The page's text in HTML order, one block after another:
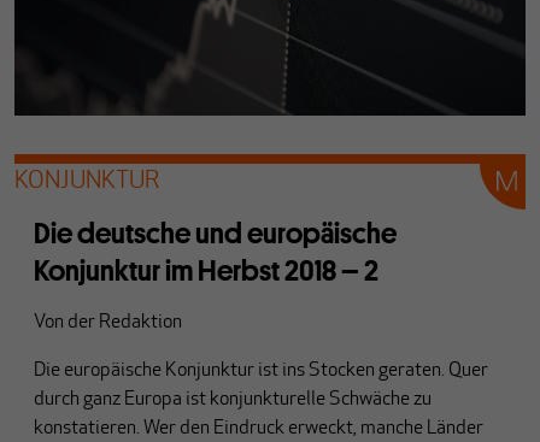
KONJUNKTUR
Die deutsche und europäische
Konjunktur im Herbst 2018 – 2
Von der Redaktion
Die europäische Konjunktur ist ins Stocken geraten. Quer
durch ganz Europa ist konjunkturelle Schwäche zu
konstatieren. Wer den Eindruck erweckt, manche Länder